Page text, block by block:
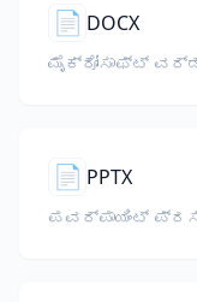
📄 DOCX
ಮೈಕ್ರೋಸಾಫ್ಟ್
📄 PPTX
ಪವರ್‌ಪಾಯಿಂಟ್